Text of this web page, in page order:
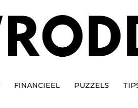
FINANCIEEL PUZZELS